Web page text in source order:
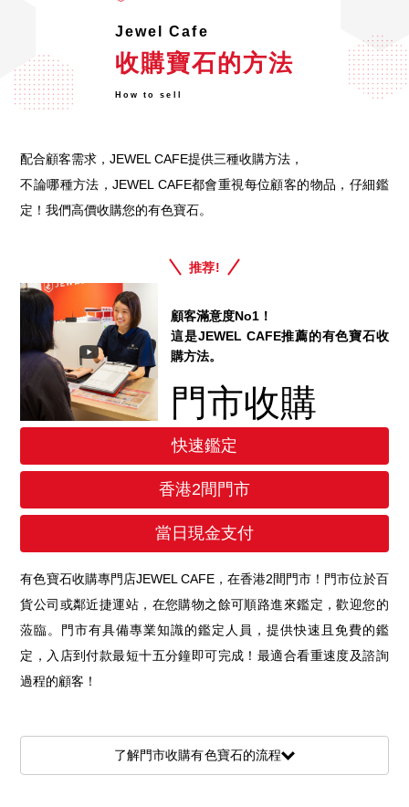
Jewel Cafe
收購寶石的方法
How to sell
配合顧客需求，JEWEL CAFE提供三種收購方法，
不論哪種方法，JEWEL CAFE都會重視每位顧客的物品，仔細鑑
定！我們高價收購您的有色寶石。
推荐!
顧客滿意度No1！
這是JEWEL CAFE推薦的有色寶石收
購方法。
門市收購
快速鑑定
香港2間門市
當日現金支付
有色寶石收購專門店JEWEL CAFE，在香港2間門市！門市位於百
貨公司或鄰近捷運站，在您購物之餘可順路進來鑑定，歡迎您的
蒞臨。門市有具備專業知識的鑑定人員，提供快速且免費的鑑
定，入店到付款最短十五分鐘即可完成！最適合看重速度及諮詢
過程的顧客！
了解門市收購有色寶石的流程